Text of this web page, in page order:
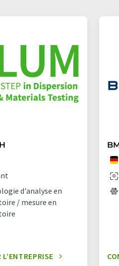
d'analyse en
/ mesure en